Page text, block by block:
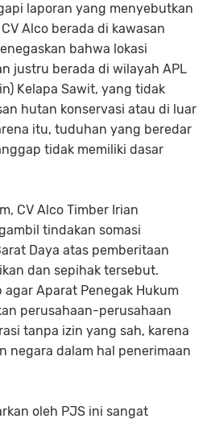
laporan yang menyebutkan
Alco berada di kawasan
bahwa lokasi
justru berada di wilayah APL
Kelapa Sawit, yang tidak
hutan konservasi atau di luar
itu, tuduhan yang beredar
tidak memiliki dasar
CV Alco Timber Irian
tindakan somasi
Daya atas pemberitaan
dan sepihak tersebut.
agar Aparat Penegak Hukum
perusahaan-perusahaan
tanpa izin yang sah, karena
negara dalam hal penerimaan
oleh PJS ini sangat